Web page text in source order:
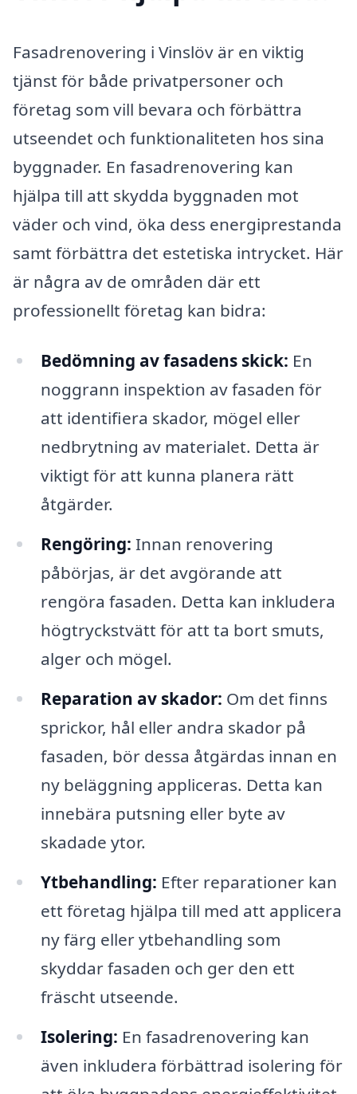
Fasadrenovering i Vinslöv är en viktig
tjänst för både privatpersoner och
företag som vill bevara och förbättra
utseendet och funktionaliteten hos sina
byggnader. En fasadrenovering kan
hjälpa till att skydda byggnaden mot
väder och vind, öka dess energiprestanda
samt förbättra det estetiska intrycket. Här
är några av de områden där ett
professionellt företag kan bidra:
Bedömning av fasadens skick: En
noggrann inspektion av fasaden för
att identifiera skador, mögel eller
nedbrytning av materialet. Detta är
viktigt för att kunna planera rätt
åtgärder.
Rengöring: Innan renovering
påbörjas, är det avgörande att
rengöra fasaden. Detta kan inkludera
högtryckstvätt för att ta bort smuts,
alger och mögel.
Reparation av skador: Om det finns
sprickor, hål eller andra skador på
fasaden, bör dessa åtgärdas innan en
ny beläggning appliceras. Detta kan
innebära putsning eller byte av
skadade ytor.
Ytbehandling: Efter reparationer kan
ett företag hjälpa till med att applicera
ny färg eller ytbehandling som
skyddar fasaden och ger den ett
fräscht utseende.
Isolering: En fasadrenovering kan
även inkludera förbättrad isolering för